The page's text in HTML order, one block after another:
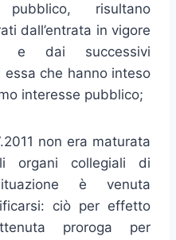
risultano
dall’entrata in vigore
e dai successivi
che hanno inteso
interesse pubblico;
non era maturata
organi collegiali di
è venuta
ciò per effetto
proroga per